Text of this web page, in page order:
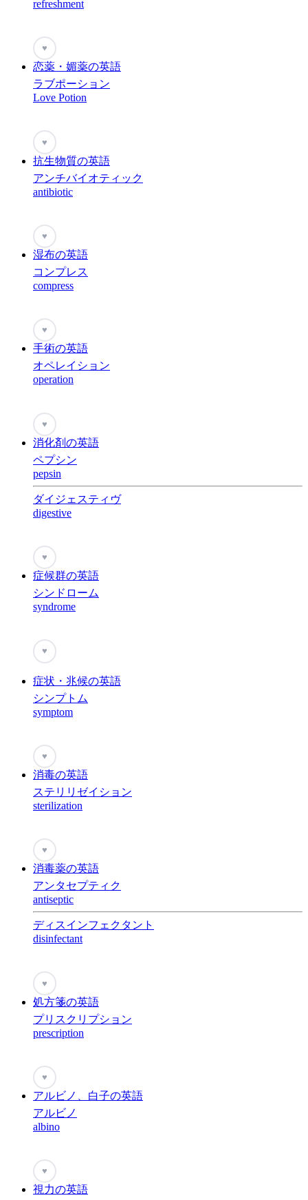
refreshment
♥
恋薬・媚薬の英語
ラブポーション
Love Potion
♥
抗生物質の英語
アンチバイオティック
antibiotic
♥
湿布の英語
コンプレス
compress
♥
手術の英語
オペレイション
operation
♥
消化剤の英語
ペプシン
pepsin
ダイジェスティヴ
digestive
♥
症候群の英語
シンドローム
syndrome
♥
症状・兆候の英語
シンプトム
symptom
♥
消毒の英語
ステリリゼイション
sterilization
♥
消毒薬の英語
アンタセプティク
antiseptic
ディスインフェクタント
disinfectant
♥
処方箋の英語
プリスクリプション
prescription
♥
アルビノ、白子の英語
アルビノ
albino
♥
視力の英語